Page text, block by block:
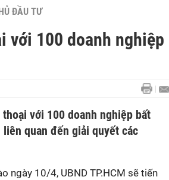
ĐẦU TƯ
với 100 doanh nghiệp
thoại với 100 doanh nghiệp bất
quan đến giải quyết các
ngày 10/4, UBND TP.HCM sẽ tiến